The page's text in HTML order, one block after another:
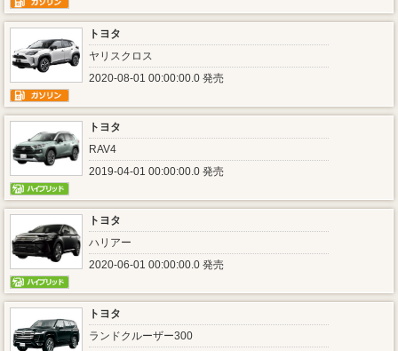
トヨタ
ヤリスクロス
2020-08-01 00:00:00.0 発売
トヨタ
RAV4
2019-04-01 00:00:00.0 発売
トヨタ
ハリアー
2020-06-01 00:00:00.0 発売
トヨタ
ランドクルーザー300